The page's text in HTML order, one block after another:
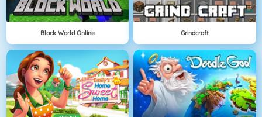
Block World Online Grindcraft